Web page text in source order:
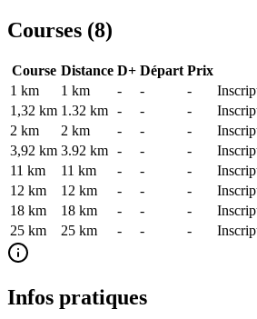
Courses (8)
Course Distance D+ Départ Prix
1 km
1 km - - -
1,32 km 1.32 km - - -
2 km
2 km - - -
3,92 km 3.92 km - - -
11 km
11 km - - -
12 km
12 km - - -
18 km
18 km - - -
25 km
25 km - - -
Infos pratiques